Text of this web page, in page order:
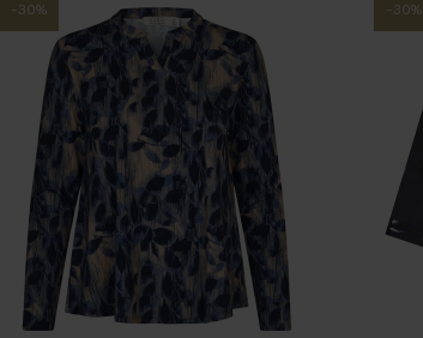
-30% -30%